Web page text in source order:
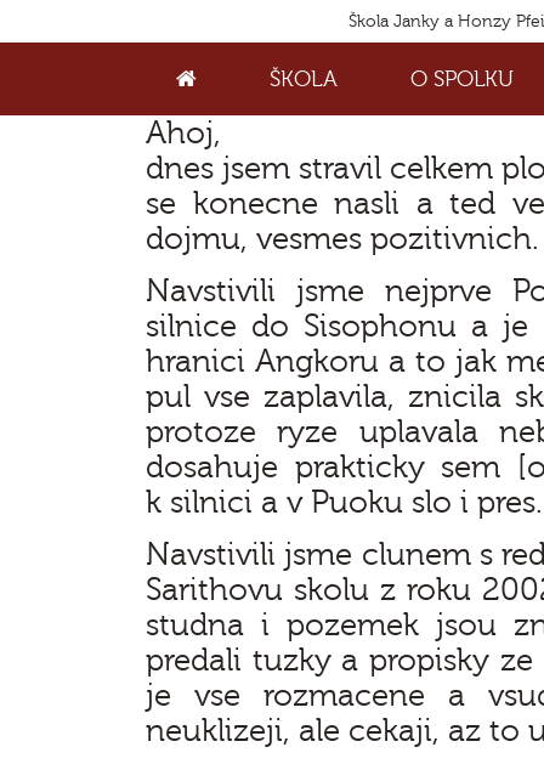
Škola Janky a Honzy
ŠKOLA O SPOLKU
Ahoj,
dnes jsem stravil celkem
se konecne nasli a ted
dojmu, vesmes pozitivnich.
Navstivili jsme nejprve
silnice do Sisophonu a
hranici Angkoru a to jak
pul vse zaplavila, znicila
protoze ryze uplavala
dosahuje prakticky sem
k silnici a v Puoku slo i pres.
Navstivili jsme clunem s
Sarithovu skolu z roku
studna i pozemek jsou
predali tuzky a propisky
je vse rozmacene a
neuklizeji, ale cekaji, az to